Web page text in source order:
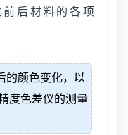
后材料的各项
的颜色变化，以
度色差仪的测量